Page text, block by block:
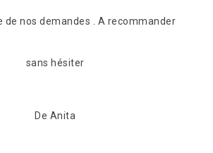
Je recommande fortement